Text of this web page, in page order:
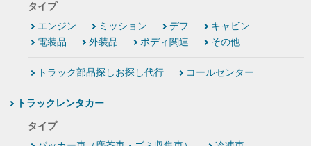
タイプ
エンジン
ミッション デフ
キャビン
電装品
外装品 ボディ関連 その他
トラック部品探しお探し代行 コールセンター
トラックレンタカー
タイプ